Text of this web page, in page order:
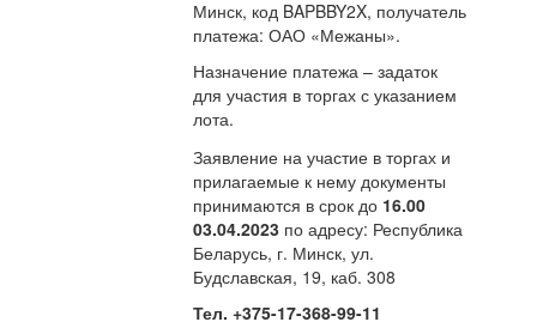
Минск, код BAPBBY2X, получатель
платежа: ОАО «Межаны».
Назначение платежа – задаток
для участия в торгах с указанием
лота.
Заявление на участие в торгах и
прилагаемые к нему документы
принимаются в срок до 16.00
03.04.2023 по адресу: Республика
Беларусь, г. Минск, ул.
Будславская, 19, каб. 308
Тел. +375-17-368-99-11